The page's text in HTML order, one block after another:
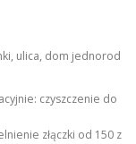
ulica, dom jednorod
czyszczenie do
złączki od 150 z